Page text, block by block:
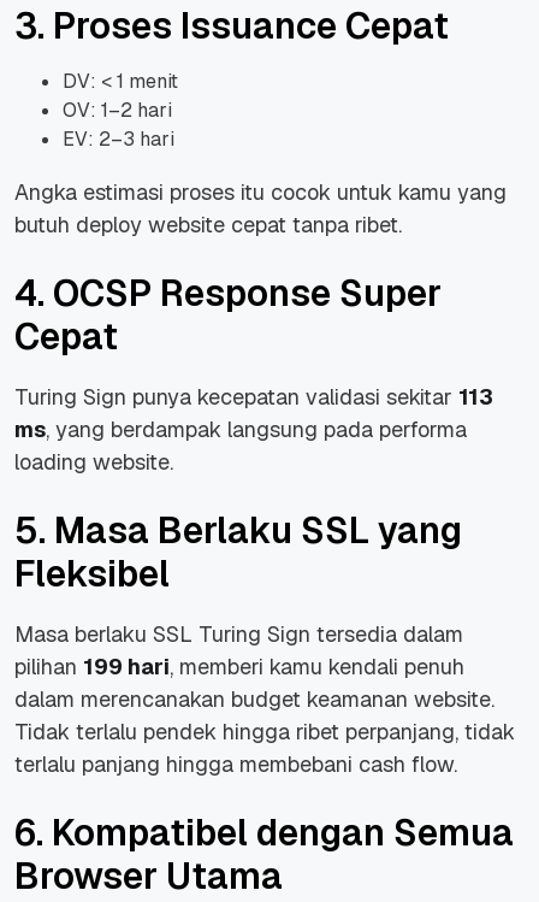
3. Proses Issuance Cepat
DV: < 1 menit
OV: 1–2 hari
EV: 2–3 hari
Angka estimasi proses itu cocok untuk kamu yang
butuh deploy website cepat tanpa ribet.
4. OCSP Response Super
Cepat
Turing Sign punya kecepatan validasi sekitar 113
ms, yang berdampak langsung pada performa
loading website.
5. Masa Berlaku SSL yang
Fleksibel
Masa berlaku SSL Turing Sign tersedia dalam
pilihan 199 hari, memberi kamu kendali penuh
dalam merencanakan budget keamanan website.
Tidak terlalu pendek hingga ribet perpanjang, tidak
terlalu panjang hingga membebani cash flow.
6. Kompatibel dengan Semua
Browser Utama